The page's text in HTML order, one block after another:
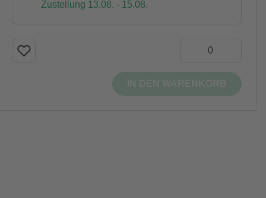
Zustellung 13.08. - 15.08.